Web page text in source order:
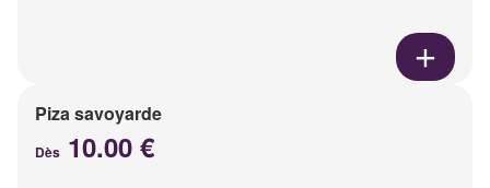
Piza savoyarde
Dès 10.00 €